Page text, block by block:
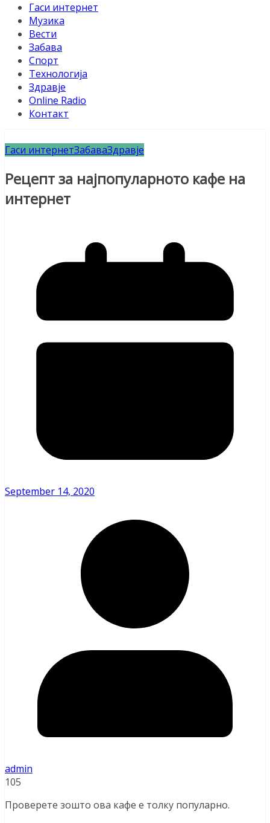
Гаси интернет
Музика
Вести
Забава
Спорт
Технологија
Здравје
Online Radio
Контакт
Гаси интернетЗабаваЗдравје
Рецепт за најпопуларното кафе на
интернет
September 14, 2020
admin
105
Проверете зошто ова кафе е толку популарно.